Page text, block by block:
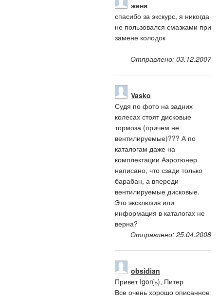
женя
спасибо за экскурс, я никогда
не пользовался смазками при
замене колодок
Отправлено: 03.12.2007
Vasko
Судя по фото на задних
колесах стоят дисковые
тормоза (причем не
вентилируемые)??? А по
каталогам даже на
комплектации Аэротюнер
написано, что сзади только
барабан, а впереди
вентилируемые дисковые.
Это эксклюзив или
информация в каталогах не
верна?
Отправлено: 25.04.2008
obsidian
Привет Igor(ь), Питер
Все очень хорошо описанное